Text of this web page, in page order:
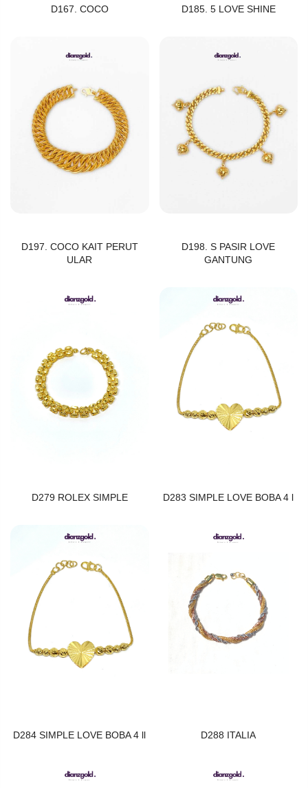
D167. COCO D185. 5 LOVE SHINE
D197. COCO KAIT PERUT
ULAR
D198. S PASIR LOVE
GANTUNG
D279 ROLEX SIMPLE D283 SIMPLE LOVE BOBA 4 l
D284 SIMPLE LOVE BOBA 4 ll D288 ITALIA